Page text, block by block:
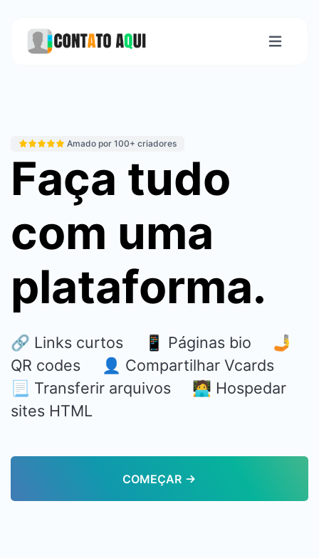
Amado por 100+ criadores
Faça tudo
com uma
plataforma.
🔗 Links curtos 📱 Páginas bio 🤳
QR codes 👤 Compartilhar Vcards
📃 Transferir arquivos 🧑‍💻 Hospedar
sites HTML
COMEÇAR